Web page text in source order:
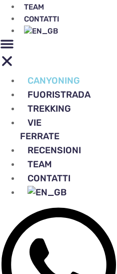
TEAM
CONTATTI
CANYONING
FUORISTRADA
TREKKING
VIE
FERRATE
RECENSIONI
TEAM
CONTATTI